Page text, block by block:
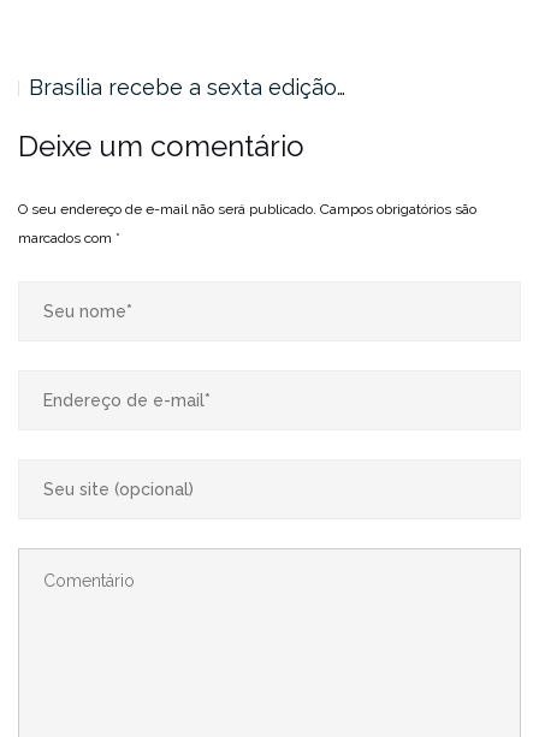
Brasília recebe a sexta edição…
Deixe um comentário
O seu endereço de e-mail não será publicado. Campos obrigatórios são
marcados com *